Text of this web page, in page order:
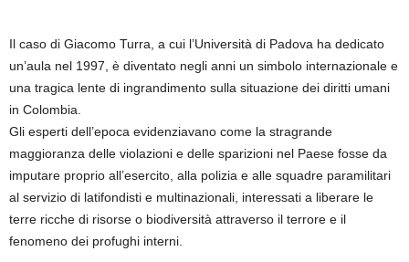
Il caso di Giacomo Turra, a cui l’Università di Padova ha dedicato
un’aula nel 1997, è diventato negli anni un simbolo internazionale e
una tragica lente di ingrandimento sulla situazione dei diritti umani
in Colombia.
Gli esperti dell’epoca evidenziavano come la stragrande
maggioranza delle violazioni e delle sparizioni nel Paese fosse da
imputare proprio all’esercito, alla polizia e alle squadre paramilitari
al servizio di latifondisti e multinazionali, interessati a liberare le
terre ricche di risorse o biodiversità attraverso il terrore e il
fenomeno dei profughi interni.